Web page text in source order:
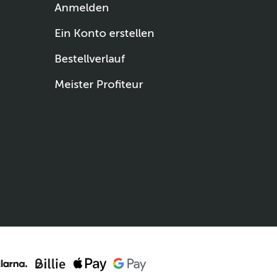
Anmelden
Ein Konto erstellen
Bestellverlauf
Meister Profiteur